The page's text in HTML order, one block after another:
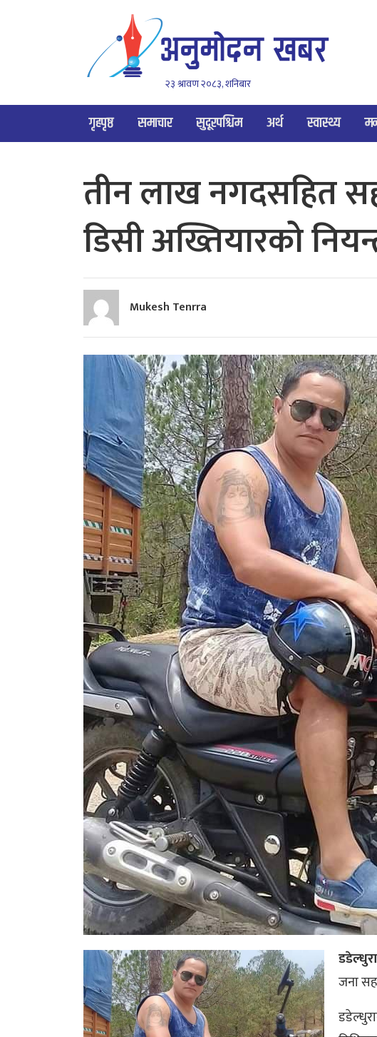
२३ श्रावण २०८३, शनिबार
गृहपृष्ठ समाचार सुदूरपश्चिम अर्थ स्वास्थ्य
तीन लाख नगदसहित
डिसी अख्तियारको
Mukesh Tenrra
जना